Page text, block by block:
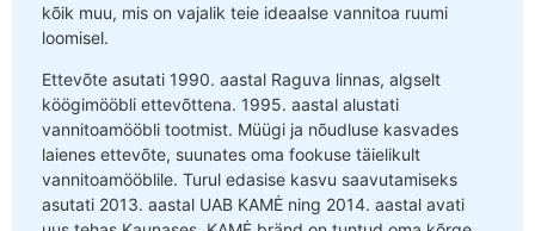
kõik muu, mis on vajalik teie ideaalse vannitoa ruumi
loomisel.
Ettevõte asutati 1990. aastal Raguva linnas, algselt
köögimööbli ettevõttena. 1995. aastal alustati
vannitoamööbli tootmist. Müügi ja nõudluse kasvades
laienes ettevõte, suunates oma fookuse täielikult
vannitoamööblile. Turul edasise kasvu saavutamiseks
asutati 2013. aastal UAB KAMĖ ning 2014. aastal avati